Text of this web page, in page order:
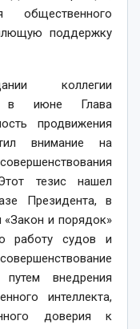
общественного
поддерж­ку
коллегии
в июне Глава
продвижения
внимание на
тезис нашел
Президента, в
«Закон и порядок»
работу судов и
путем внедрения
интеллекта,
доверия к